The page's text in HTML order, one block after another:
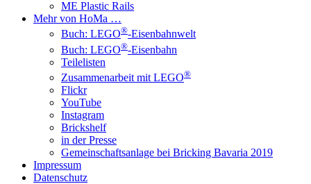
ME Plastic Rails
Mehr von HoMa …
Buch: LEGO®-Eisenbahnwelt
Buch: LEGO®-Eisenbahn
Teilelisten
Zusammenarbeit mit LEGO®
Flickr
YouTube
Instagram
Brickshelf
in der Presse
Gemeinschaftsanlage bei Bricking Bavaria 2019
Impressum
Datenschutz